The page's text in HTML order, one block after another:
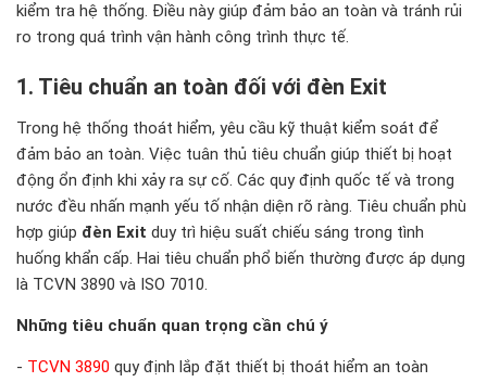
kiểm tra hệ thống. Điều này giúp đảm bảo an toàn và tránh rủi
ro trong quá trình vận hành công trình thực tế.
1. Tiêu chuẩn an toàn đối với đèn Exit
Trong hệ thống thoát hiểm, yêu cầu kỹ thuật kiểm soát để
đảm bảo an toàn. Việc tuân thủ tiêu chuẩn giúp thiết bị hoạt
động ổn định khi xảy ra sự cố. Các quy định quốc tế và trong
nước đều nhấn mạnh yếu tố nhận diện rõ ràng. Tiêu chuẩn phù
hợp giúp đèn Exit duy trì hiệu suất chiếu sáng trong tình
huống khẩn cấp. Hai tiêu chuẩn phổ biến thường được áp dụng
là TCVN 3890 và ISO 7010.
Những tiêu chuẩn quan trọng cần chú ý
- TCVN 3890 quy định lắp đặt thiết bị thoát hiểm an toàn